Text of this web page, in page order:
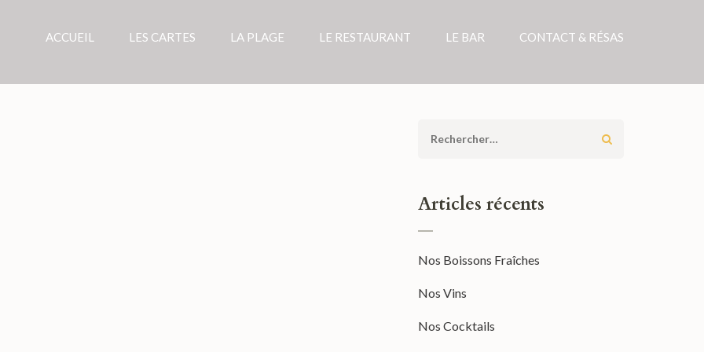
ACCUEIL LES CARTES LA PLAGE LE RESTAURANT LE BAR CONTACT & RÉSAS
Rechercher :
Articles récents
Nos Boissons Fraîches
Nos Vins
Nos Cocktails